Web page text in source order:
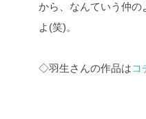
から、なんていう仲の
よ(笑)。
◇羽生さんの作品はコ